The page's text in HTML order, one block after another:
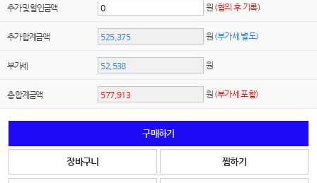
추가 및 할인금액 원 (협의 후 기록)
추가 합계금액 원 (부가세 별도)
부가세 원
총 합계금액 원 (부가세 포함)
구매하기
장바구니 찜하기